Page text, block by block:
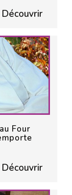
Découvrir
Four
Découvrir